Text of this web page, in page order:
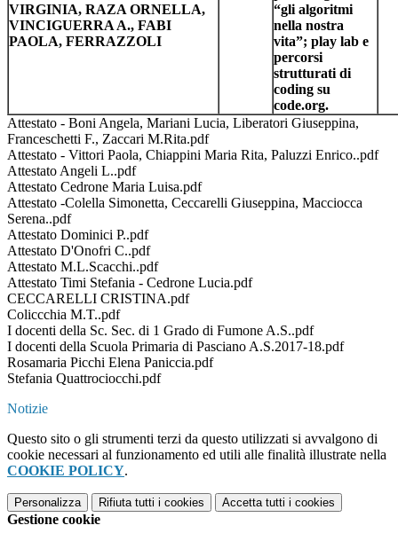
VIRGINIA, RAZA ORNELLA,
VINCIGUERRA A., FABI
PAOLA, FERRAZZOLI
“gli algoritmi
nella nostra
vita”; play lab e
percorsi
strutturati di
coding su
code.org.
Attestato - Boni Angela, Mariani Lucia, Liberatori Giuseppina,
Franceschetti F., Zaccari M.Rita.pdf
Attestato - Vittori Paola, Chiappini Maria Rita, Paluzzi Enrico..pdf
Attestato Angeli L..pdf
Attestato Cedrone Maria Luisa.pdf
Attestato -Colella Simonetta, Ceccarelli Giuseppina, Macciocca
Serena..pdf
Attestato Dominici P..pdf
Attestato D'Onofri C..pdf
Attestato M.L.Scacchi..pdf
Attestato Timi Stefania - Cedrone Lucia.pdf
CECCARELLI CRISTINA.pdf
Coliccchia M.T..pdf
I docenti della Sc. Sec. di 1 Grado di Fumone A.S..pdf
I docenti della Scuola Primaria di Pasciano A.S.2017-18.pdf
Rosamaria Picchi Elena Paniccia.pdf
Stefania Quattrociocchi.pdf
Notizie
Questo sito o gli strumenti terzi da questo utilizzati si avvalgono di
cookie necessari al funzionamento ed utili alle finalità illustrate nella
COOKIE POLICY.
Personalizza Rifiuta tutti i cookies Accetta tutti i cookies
Gestione cookie